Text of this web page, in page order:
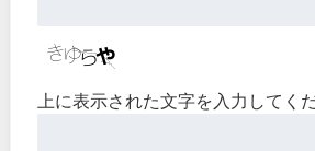
上に表示された文字を入力してく